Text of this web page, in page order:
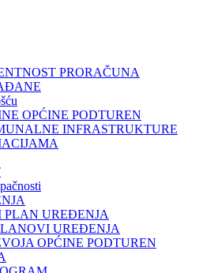
PRORAČUNA
OPĆINE PODTUREN
INFRASTRUKTURE
PLAN UREĐENJA
UREĐENJA
OPĆINE PODTUREN